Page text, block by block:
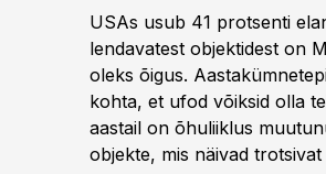
USAs usub 41 protsenti
lendavatest objektidest on
oleks õigus.
kohta, et ufod võiksid olla
aastail on õhuliiklus
objekte, mis näivad